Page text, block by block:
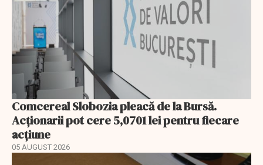
Comcereal Slobozia pleacă de la Bursă.
Acționarii pot cere 5,0701 lei pentru fiecare
acțiune
05 AUGUST 2026